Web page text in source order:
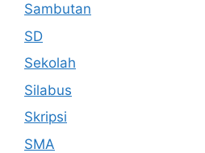
Sambutan
SD
Sekolah
Silabus
Skripsi
SMA